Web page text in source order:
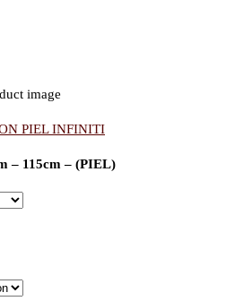
PIEL INFINITI
– 115cm – (PIEL)